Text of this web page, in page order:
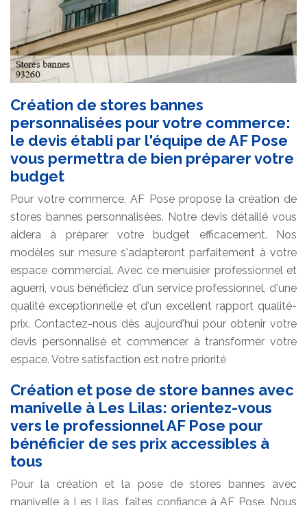
Création de stores bannes
personnalisées pour votre commerce:
le devis établi par l'équipe de AF Pose
vous permettra de bien préparer votre
budget
Pour votre commerce, AF Pose propose la création de
stores bannes personnalisées. Notre devis détaillé vous
aidera à préparer votre budget efficacement. Nos
modèles sur mesure s'adapteront parfaitement à votre
espace commercial. Avec ce menuisier professionnel et
aguerri, vous bénéficiez d'un service professionnel, d'une
qualité exceptionnelle et d'un excellent rapport qualité-
prix. Contactez-nous dès aujourd'hui pour obtenir votre
devis personnalisé et commencer à transformer votre
espace. Votre satisfaction est notre priorité
Création et pose de store bannes avec
manivelle à Les Lilas: orientez-vous
vers le professionnel AF Pose pour
bénéficier de ses prix accessibles à
tous
Pour la création et la pose de stores bannes avec
manivelle à Les Lilas, faites confiance à AF Pose. Nous